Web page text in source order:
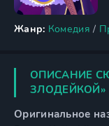
Жанр: Комедия /
ОПИСАНИЕ
ЗЛОДЕЙКОЙ»
Оригинальное